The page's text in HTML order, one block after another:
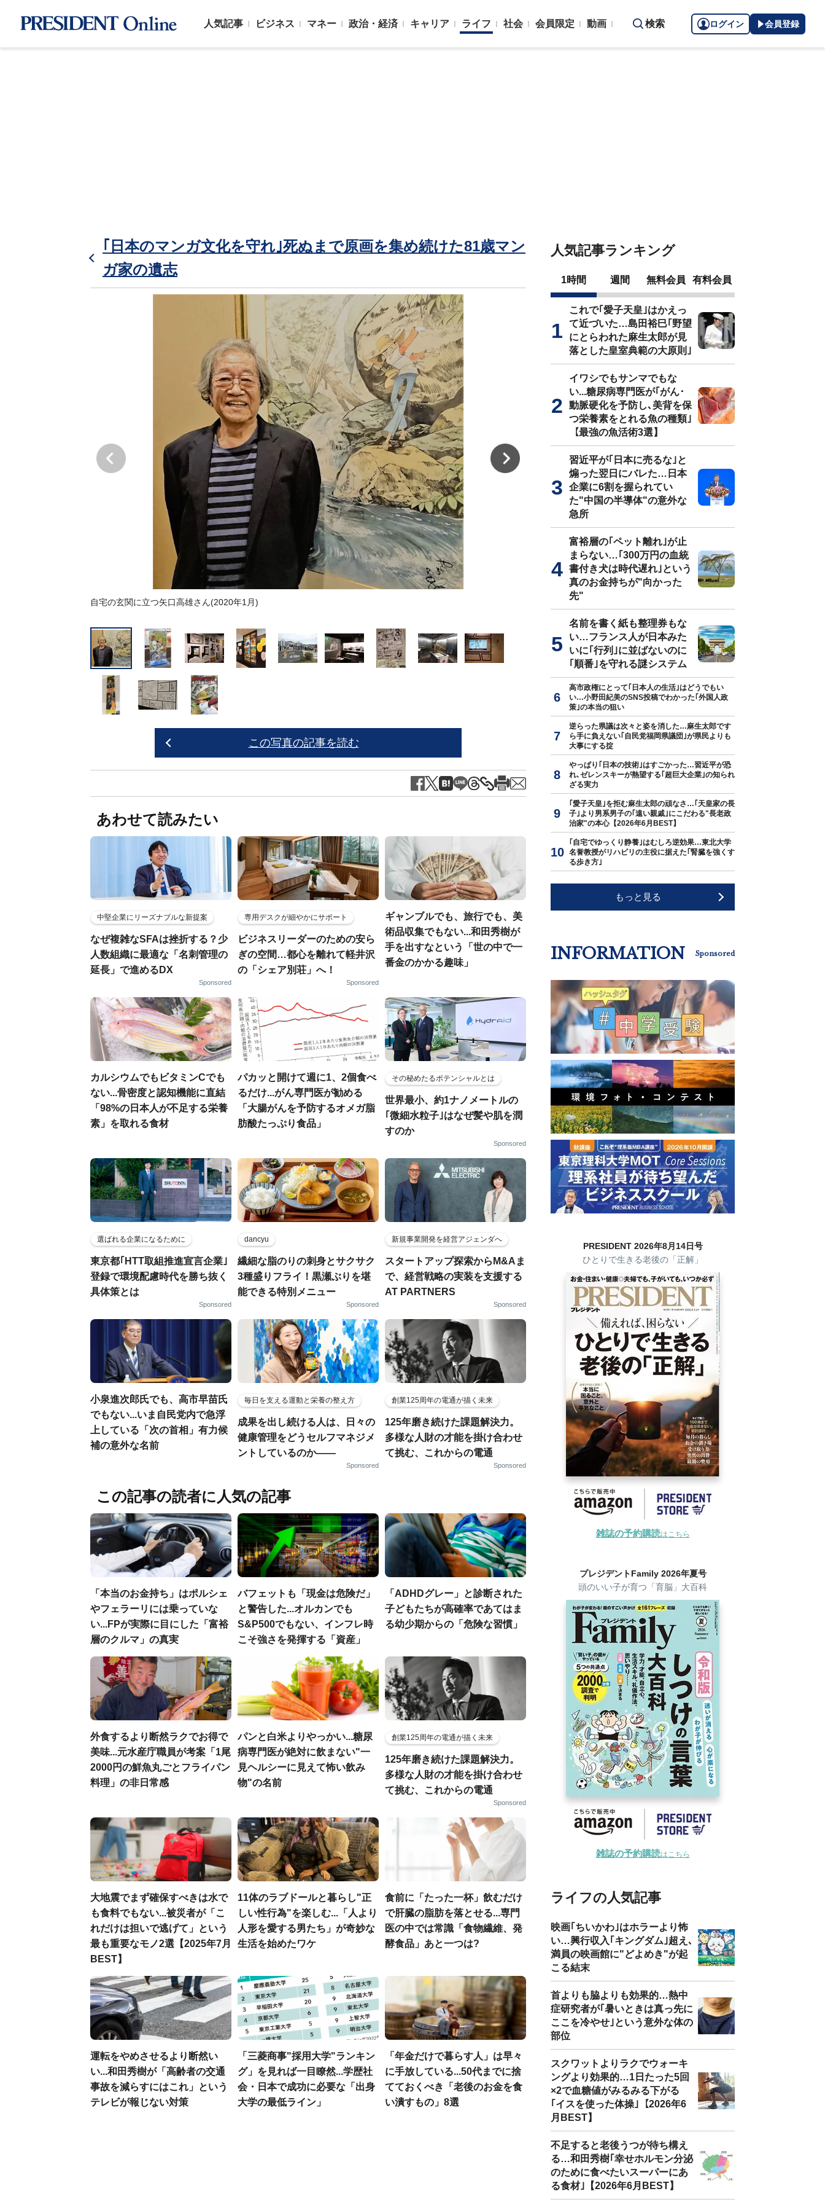
人気記事 ビジネス マネー 政治・経済 キャリア ライフ 社会 会員限定 動画 検索 ログイン 会員登録
｢日本のマンガ文化を守れ｣死ぬまで原画を集め続けた81歳マン
ガ家の遺志
自宅の玄関に立つ矢口高雄さん(2020年1月) 増田まんが美術館の最寄り駅であるJR奥羽本線の十文字駅には
この写真の記事を読む
あわせて読みたい
中堅企業にリーズナブルな新提案
なぜ複雑なSFAは挫折する？少
人数組織に最適な「名刺管理の
延長」で進めるDX
Sponsored
専用デスクが細やかにサポート
ビジネスリーダーのための安ら
ぎの空間…都心を離れて軽井沢
の「シェア別荘」へ！
Sponsored
ギャンブルでも、旅行でも、美
術品収集でもない...和田秀樹が
手を出すなという「世の中で一
番金のかかる趣味」
カルシウムでもビタミンCでも
ない...骨密度と認知機能に直結
「98%の日本人が不足する栄養
素」を取れる食材
パカッと開けて週に1、2個食べ
るだけ...がん専門医が勧める
「大腸がんを予防するオメガ脂
肪酸たっぷり食品」
その秘めたるポテンシャルとは
世界最小、約1ナノメートルの
｢微細水粒子｣はなぜ髪や肌を潤
すのか
Sponsored
選ばれる企業になるために
東京都｢HTT取組推進宣言企業｣
登録で環境配慮時代を勝ち抜く
具体策とは
Sponsored
dancyu
繊細な脂のりの刺身とサクサク
3種盛りフライ！黒瀬ぶりを堪
能できる特別メニュー
Sponsored
新規事業開発を経営アジェンダへ
スタートアップ探索からM&Aま
で、経営戦略の実装を支援する
AT PARTNERS
Sponsored
小泉進次郎氏でも、高市早苗氏
でもない...いま自民党内で急浮
上している「次の首相」有力候
補の意外な名前
毎日を支える運動と栄養の整え方
成果を出し続ける人は、日々の
健康管理をどうセルフマネジメ
ントしているのか——
Sponsored
創業125周年の電通が描く未来
125年磨き続けた課題解決力。
多様な人財の才能を掛け合わせ
て挑む、これからの電通
Sponsored
この記事の読者に人気の記事
「本当のお金持ち」はポルシェ
やフェラーリには乗っていな
い...FPが実際に目にした「富裕
層のクルマ」の真実
バフェットも「現金は危険だ」
と警告した...オルカンでも
S&P500でもない、インフレ時
こそ強さを発揮する「資産」
「ADHDグレー」と診断された
子どもたちが高確率であてはま
る幼少期からの「危険な習慣」
外食するより断然ラクでお得で
美味...元水産庁職員が考案「1尾
2000円の鮮魚丸ごとフライパン
料理」の非日常感
パンと白米よりやっかい...糖尿
病専門医が絶対に飲まない"一
見ヘルシーに見えて怖い飲み
物"の名前
創業125周年の電通が描く未来
125年磨き続けた課題解決力。
多様な人財の才能を掛け合わせ
て挑む、これからの電通
Sponsored
大地震でまず確保すべきは水で
も食料でもない...被災者が「こ
れだけは担いで逃げて」という
最も重要なモノ2選【2025年7月
BEST】
11体のラブドールと暮らし"正
しい性行為"を楽しむ...「人より
人形を愛する男たち」が奇妙な
生活を始めたワケ
食前に「たった一杯」飲むだけ
で肝臓の脂肪を落とせる...専門
医の中では常識「食物繊維、発
酵食品」あと一つは?
運転をやめさせるより断然い
い...和田秀樹が「高齢者の交通
事故を減らすにはこれ」という
テレビが報じない対策
「三菱商事"採用大学"ランキン
グ」を見れば一目瞭然...学歴社
会・日本で成功に必要な「出身
大学の最低ライン」
「年金だけで暮らす人」は早々
に手放している...50代までに捨
てておくべき「老後のお金を食
い潰すもの」8選
人気記事ランキング
1時間 週間 無料会員 有料会員
これで｢愛子天皇｣はかえっ
て近づいた…島田裕巳｢野望
にとらわれた麻生太郎が見
落とした皇室典範の大原則｣
イワシでもサンマでもな
い...糖尿病専門医が｢がん･
動脈硬化を予防し､美背を保
つ栄養素をとれる魚の種類｣
【最強の魚活術3選】
習近平が｢日本に売るな｣と
煽った翌日にバレた…日本
企業に6割を握られてい
た"中国の半導体"の意外な
急所
富裕層の｢ペット離れ｣が止
まらない…｢300万円の血統
書付き犬は時代遅れ｣という
真のお金持ちが"向かった
先"
名前を書く紙も整理券もな
い…フランス人が日本みた
いに｢行列｣に並ばないのに
｢順番｣を守れる謎システム
高市政権にとって｢日本人の生活｣はどうでもい
い…小野田紀美のSNS投稿でわかった｢外国人政
策｣の本当の狙い
逆らった県議は次々と姿を消した…麻生太郎です
ら手に負えない｢自民党福岡県議団｣が県民よりも
大事にする掟
やっぱり｢日本の技術｣はすごかった…習近平が恐
れ､ゼレンスキーが熱望する｢超巨大企業｣の知られ
ざる実力
｢愛子天皇｣を拒む麻生太郎の頑なさ…｢天皇家の長
子｣より男系男子の｢遠い親戚｣にこだわる"長老政
治家"の本心【2026年6月BEST】
｢自宅でゆっくり静養｣はむしろ逆効果…東北大学
名誉教授がリハビリの主役に据えた｢腎臓を強くす
る歩き方｣
もっと見る
INFORMATION Sponsored
PRESIDENT 2026年8月14日号
ひとりで生きる老後の「正解」
雑誌の予約購読はこちら
プレジデントFamily 2026年夏号
頭のいい子が育つ「育脳」大百科
雑誌の予約購読はこちら
ライフの人気記事
映画｢ちいかわ｣はホラーより怖
い…興行収入｢キングダム｣超え､
満員の映画館に"どよめき"が起
こる結末
首よりも脇よりも効果的…熱中
症研究者が｢暑いときは真っ先に
ここを冷やせ｣という意外な体の
部位
スクワットよりラクでウォーキ
ングより効果的…1日たった5回
×2で血糖値がみるみる下がる
｢イスを使った体操｣【2026年6
月BEST】
不足すると老後うつが待ち構え
る…和田秀樹｢幸せホルモン分泌
のために食べたいスーパーにあ
る食材｣【2026年6月BEST】